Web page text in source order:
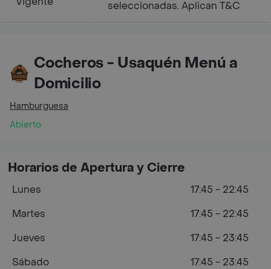
seleccionadas. Aplican T&C
Cocheros - Usaquén Menú a
Domicilio
Hamburguesa
Abierto
Horarios de Apertura y Cierre
Lunes
17:45 - 22:45
Martes
17:45 - 22:45
Jueves
17:45 - 23:45
Sábado
17:45 - 23:45